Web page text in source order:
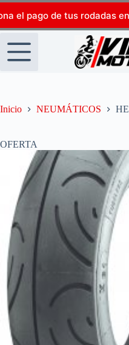
el pago de tus rodadas
Inicio NEUMÁTICOS
OFERTA